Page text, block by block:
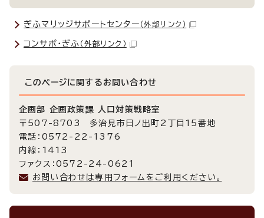
ぎふマリッジサポートセンター （外部リンク）
コンサポ・ぎふ （外部リンク）
このページに関する お問い合わせ
企画部 企画政策課 人口対策戦略室
〒507-8703 多治見市日ノ出町2丁目15番地
電話：0572-22-1376
内線：1413
ファクス：0572-24-0621
お問い合わせは専用フォームをご利用ください。